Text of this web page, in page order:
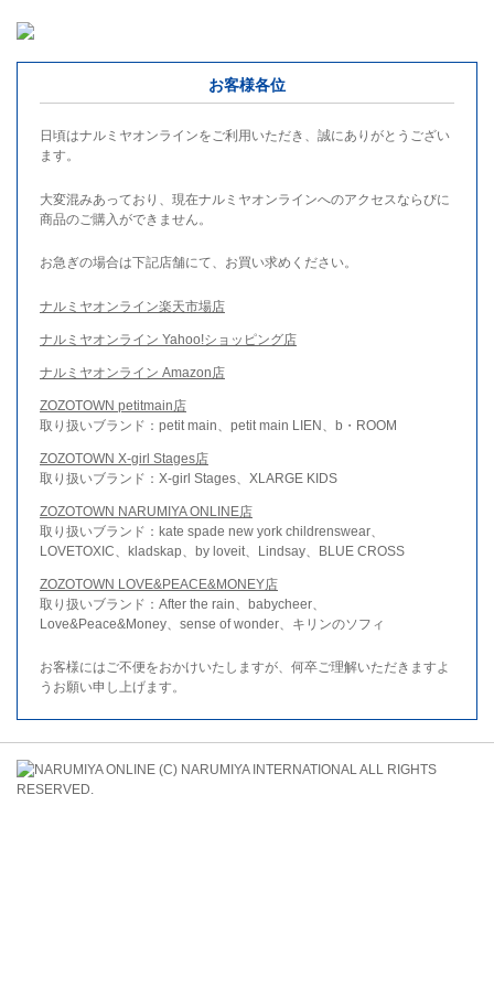
お客様各位
日頃はナルミヤオンラインをご利用いただき、誠にありがとうござい
ます。
大変混みあっており、現在ナルミヤオンラインへのアクセスならびに
商品のご購入ができません。
お急ぎの場合は下記店舗にて、お買い求めください。
ナルミヤオンライン楽天市場店
ナルミヤオンライン Yahoo!ショッピング店
ナルミヤオンライン Amazon店
ZOZOTOWN petitmain店
取り扱いブランド：petit main、petit main LIEN、b・ROOM
ZOZOTOWN X-girl Stages店
取り扱いブランド：X-girl Stages、XLARGE KIDS
ZOZOTOWN NARUMIYA ONLINE店
取り扱いブランド：kate spade new york childrenswear、
LOVETOXIC、kladskap、by loveit、Lindsay、BLUE CROSS
ZOZOTOWN LOVE&PEACE&MONEY店
取り扱いブランド：After the rain、babycheer、
Love&Peace&Money、sense of wonder、キリンのソフィ
お客様にはご不便をおかけいたしますが、何卒ご理解いただきますよ
うお願い申し上げます。